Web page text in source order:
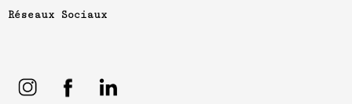
Réseaux Sociaux